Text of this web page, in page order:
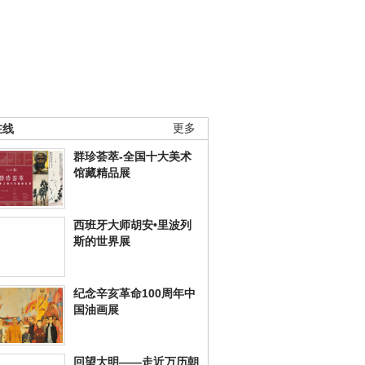
更多
线
群珍荟萃-全国十大美术
馆藏精品展
西班牙大师胡安•里波列
斯的世界展
纪念辛亥革命100周年中
国油画展
回望大明——走近万历朝